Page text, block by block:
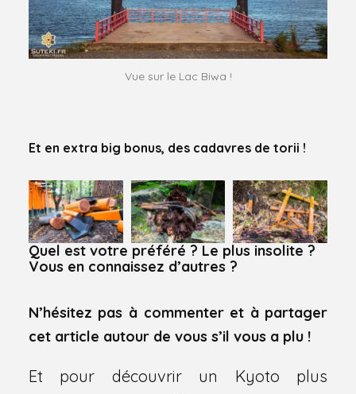
Vue sur le Lac Biwa !
Et en extra big bonus, des cadavres de torii !
Quel est votre préféré ? Le plus insolite ?
Vous en connaissez d’autres ?
N’hésitez pas à commenter et à partager
cet article autour de vous s’il vous a plu !
Et pour découvrir un Kyoto plus